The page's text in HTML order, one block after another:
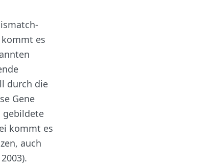
kommt es
durch die
Gene
gebildete
kommt es
auch